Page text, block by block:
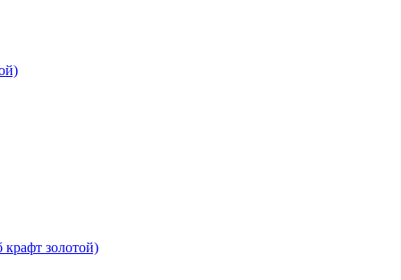
золотой)